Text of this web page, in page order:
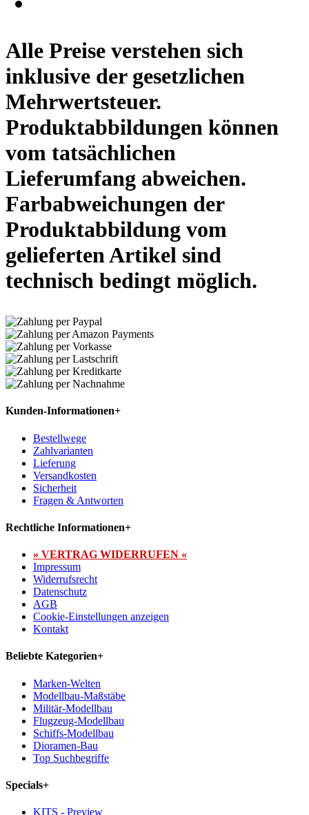
Alle Preise verstehen sich
inklusive der gesetzlichen
Mehrwertsteuer.
Produktabbildungen können
vom tatsächlichen
Lieferumfang abweichen.
Farbabweichungen der
Produktabbildung vom
gelieferten Artikel sind
technisch bedingt möglich.
Kunden-Informationen+
Bestellwege
Zahlvarianten
Lieferung
Versandkosten
Sicherheit
Fragen & Antworten
Rechtliche Informationen+
» VERTRAG WIDERRUFEN «
Impressum
Widerrufsrecht
Datenschutz
AGB
Cookie-Einstellungen anzeigen
Kontakt
Beliebte Kategorien+
Marken-Welten
Modellbau-Maßstäbe
Militär-Modellbau
Flugzeug-Modellbau
Schiffs-Modellbau
Dioramen-Bau
Top Suchbegriffe
Specials+
KITS - Preview